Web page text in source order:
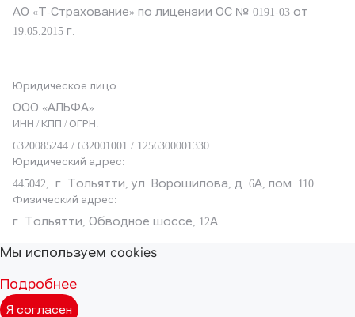
АО «Т-Страхование» по лицензии ОС № 0191-03 от
19.05.2015 г.
Юридическое лицо:
ООО «АЛЬФА»
ИНН / КПП / ОГРН:
6320085244 / 632001001 / 1256300001330
Юридический адрес:
445042, г. Тольятти, ул. Ворошилова, д. 6А, пом. 110
Физический адрес:
г. Тольятти, Обводное шоссе, 12А
Мы используем cookies
Подробнее
Я согласен